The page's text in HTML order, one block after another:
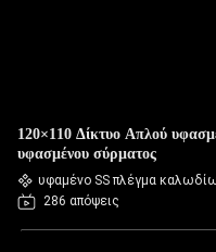
120×110 Δίκτυο Απλού
υφασμένου σύρματος
υφαμένο SS πλέγμα
286 απόψεις